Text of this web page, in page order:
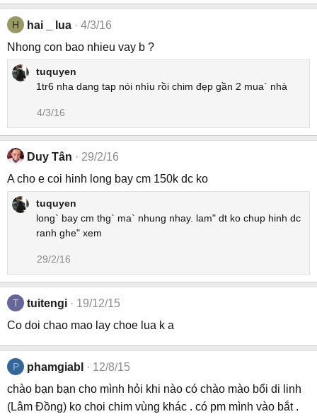
H hai _ lua
4/3/16
Nhong con bao nhieu vay b ?
tuquyen
1tr6 nha dang tap nói nhìu rồi chim đẹp gần 2 mua` nhà
4/3/16
Duy Tân
29/2/16
A cho e coi hinh long bay cm 150k dc ko
tuquyen
long` bay cm thg` ma` nhung nhay. lam" dt ko chup hinh dc
ranh ghe" xem
29/2/16
T tuitengi
19/12/15
Co doi chao mao lay choe lua k a
P phamgiabl
12/8/15
chào bạn bạn cho mình hỏi khi nào có chào mào bổi di linh
(Lâm Đồng) ko choi chim vùng khác . có pm mình vào bắt .